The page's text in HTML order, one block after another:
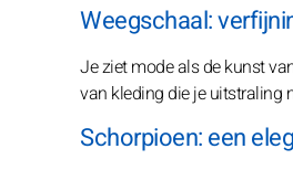
Weegschaal:
Je ziet mode als de kunst
van kleding die je uitstraling
Schorpioen: een